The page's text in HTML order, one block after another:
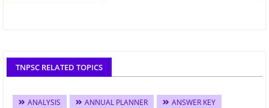
TNPSC RELATED TOPICS
ANALYSIS ANNUAL PLANNER
ANSWER KEY